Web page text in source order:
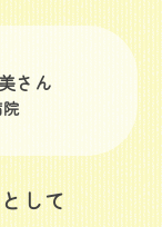
さん
して